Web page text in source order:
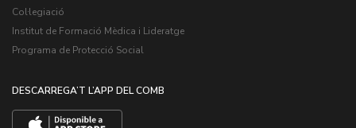
Col·legiació
Institut de Formació Mèdica i Lideratge
Programa de Protecció Social
DESCARREGA’T L’APP DEL COMB